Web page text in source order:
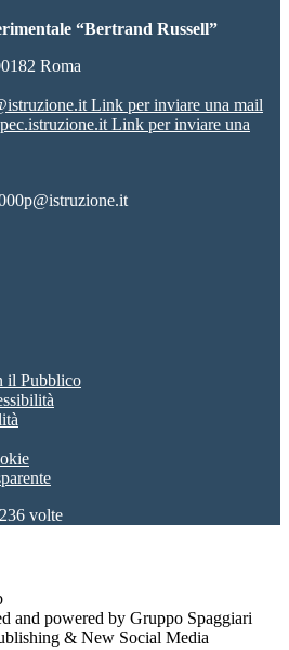
“Bertrand Russell”
Roma
Link per inviare una mail
Link per inviare una
il Pubblico
volte
and powered by Gruppo Spaggiari
& New Social Media